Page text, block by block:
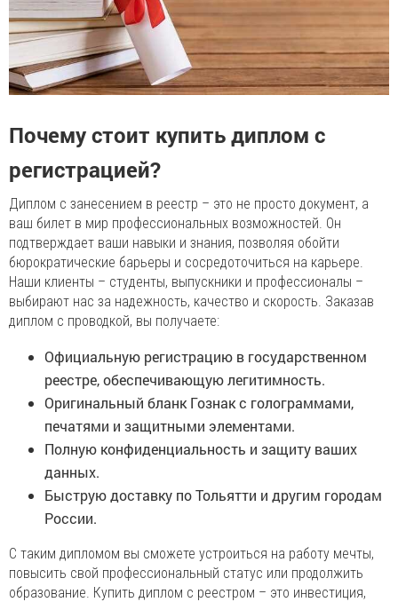
Почему стоит купить диплом с
регистрацией?
Диплом с занесением в реестр – это не просто документ, а
ваш билет в мир профессиональных возможностей. Он
подтверждает ваши навыки и знания, позволяя обойти
бюрократические барьеры и сосредоточиться на карьере.
Наши клиенты – студенты, выпускники и профессионалы –
выбирают нас за надежность, качество и скорость. Заказав
диплом с проводкой, вы получаете:
Официальную регистрацию в государственном
реестре, обеспечивающую легитимность.
Оригинальный бланк Гознак с голограммами,
печатями и защитными элементами.
Полную конфиденциальность и защиту ваших
данных.
Быструю доставку по Тольятти и другим городам
России.
С таким дипломом вы сможете устроиться на работу мечты,
повысить свой профессиональный статус или продолжить
образование. Купить диплом с реестром – это инвестиция,